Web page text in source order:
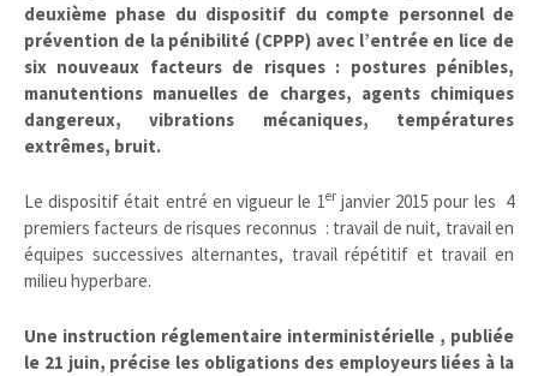
deuxième phase du dispositif du compte personnel de
prévention de la pénibilité (CPPP) avec l’entrée en lice de
six nouveaux facteurs de risques : postures pénibles,
manutentions manuelles de charges, agents chimiques
dangereux, vibrations mécaniques, températures
extrêmes, bruit.
Le dispositif était entré en vigueur le 1erjanvier 2015 pour les 4
premiers facteurs de risques reconnus : travail de nuit, travail en
équipes successives alternantes, travail répétitif et travail en
milieu hyperbare.
Une instruction réglementaire interministérielle , publiée
le 21 juin, précise les obligations des employeurs liées à la